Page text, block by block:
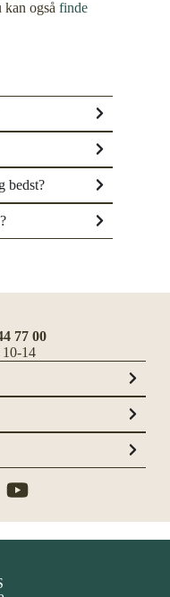
også finde
bedst?
77 00
10-14